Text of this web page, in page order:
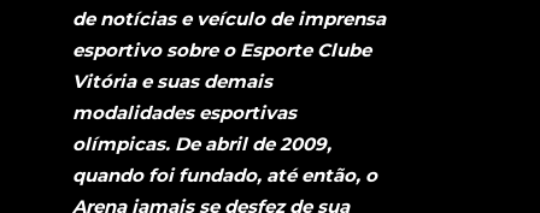
de notícias e veículo de imprensa
esportivo sobre o Esporte Clube
Vitória e suas demais
modalidades esportivas
olímpicas. De abril de 2009,
quando foi fundado, até então, o
Arena jamais se desfez de sua